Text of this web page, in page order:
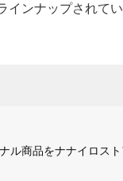
インナップされてい
ル商品をナナイロス